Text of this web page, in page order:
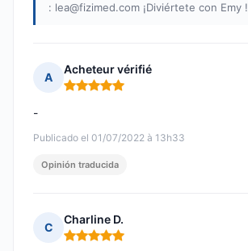
: lea@fizimed.com ¡Diviértete con Emy !
A
Acheteur vérifié
Nota: 5 de 5
Publicado el 01/07/2022 à 13h33
-
Opinión traducida
C
Charline D.
Nota: 5 de 5